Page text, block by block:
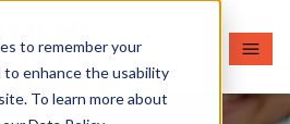
to remember your
enhance the usability
To learn more about